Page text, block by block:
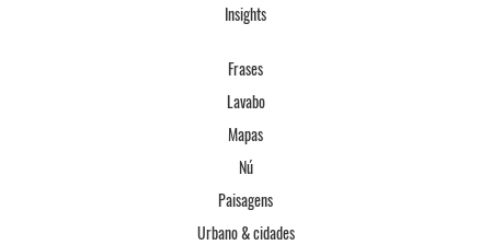
Insights
Frases
Lavabo
Mapas
Nú
Paisagens
Urbano & cidades